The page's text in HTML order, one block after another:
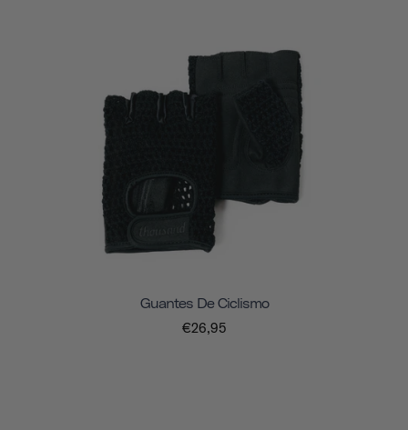
Guantes De Ciclismo
€26,95